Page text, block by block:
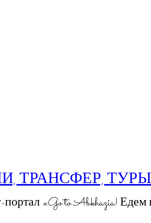
ТРАНСФЕР, ТУРЫ
«Go to Abkhazia! Едем